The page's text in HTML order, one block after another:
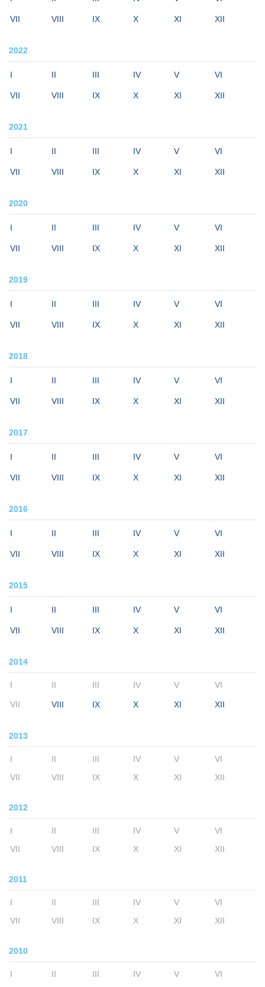
VII VIII IX X XI XII
2022
I II III IV V VI
VII VIII IX X XI XII
2021
I II III IV V VI
VII VIII IX X XI XII
2020
I II III IV V VI
VII VIII IX X XI XII
2019
I II III IV V VI
VII VIII IX X XI XII
2018
I II III IV V VI
VII VIII IX X XI XII
2017
I II III IV V VI
VII VIII IX X XI XII
2016
I II III IV V VI
VII VIII IX X XI XII
2015
I II III IV V VI
VII VIII IX X XI XII
2014
I II III IV V VI
VII VIII IX X XI XII
2013
I II III IV V
VI
VII
VIII IX X XI XII
2012
I II III IV V
VI
VII
VIII IX X XI XII
2011
I II III IV V
VI
VII
VIII IX X XI XII
2010
I II III IV V
VI